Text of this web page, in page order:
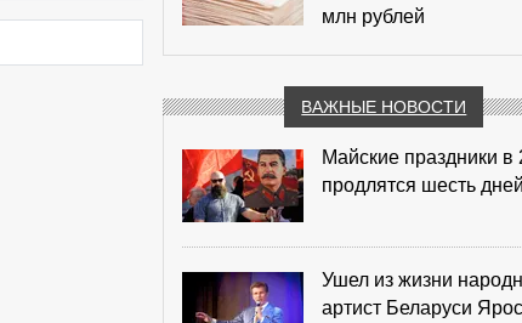
млн рублей
ВАЖНЫЕ НОВОСТИ
Майские праздники в
продлятся шесть дней
Ушел из жизни
артист Беларуси